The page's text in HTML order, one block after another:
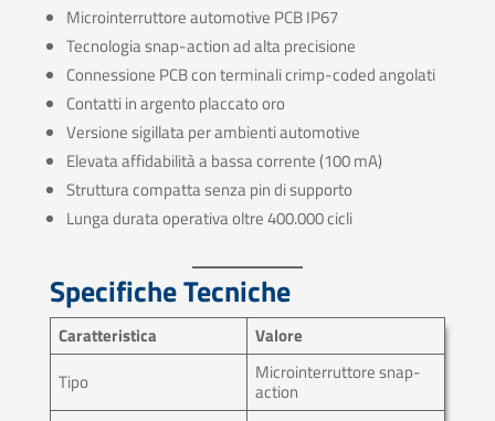
Microinterruttore automotive PCB IP67
Tecnologia snap-action ad alta precisione
Connessione PCB con terminali crimp-coded angolati
Contatti in argento placcato oro
Versione sigillata per ambienti automotive
Elevata affidabilità a bassa corrente (100 mA)
Struttura compatta senza pin di supporto
Lunga durata operativa oltre 400.000 cicli
Specifiche Tecniche
Caratteristica
Valore
Tipo
Microinterruttore snap-
action